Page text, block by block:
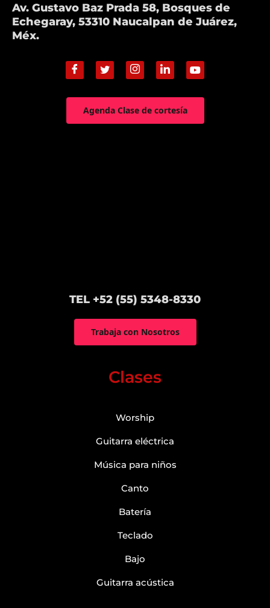
Av. Gustavo Baz Prada 58, Bosques de
Echegaray, 53310 Naucalpan de Juárez,
Méx.
Agenda Clase de cortesía
TEL +52 (55) 5348-8330
Trabaja con Nosotros
Clases
Worship
Guitarra eléctrica
Música para niños
Canto
Batería
Teclado
Bajo
Guitarra acústica